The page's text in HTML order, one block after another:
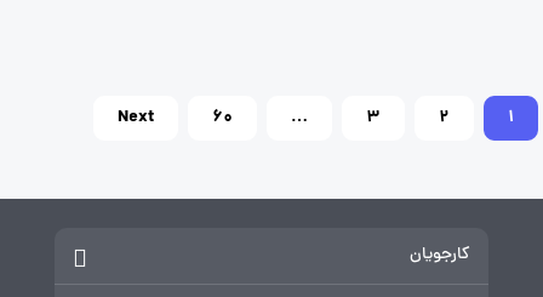
صفحه‌بندی
نوشته‌ها
1
2
3
…
60
Next
کارجویان